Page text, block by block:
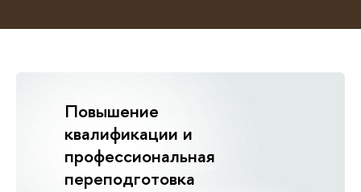
Повышение
квалификации и
профессиональная
переподготовка